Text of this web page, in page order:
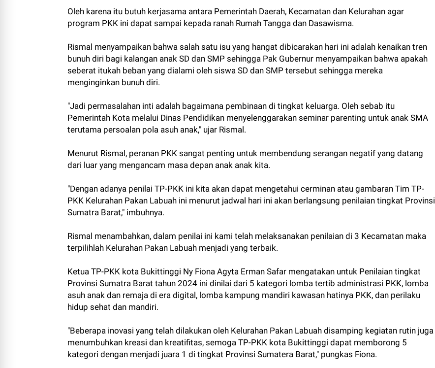
Oleh karena itu butuh kerjasama antara Pemerintah Daerah, Kecamatan dan Kelurahan agar
program PKK ini dapat sampai kepada ranah Rumah Tangga dan Dasawisma.
Rismal menyampaikan bahwa salah satu isu yang hangat dibicarakan hari ini adalah kenaikan tren
bunuh diri bagi kalangan anak SD dan SMP sehingga Pak Gubernur menyampaikan bahwa apakah
seberat itukah beban yang dialami oleh siswa SD dan SMP tersebut sehingga mereka
menginginkan bunuh diri.
"Jadi permasalahan inti adalah bagaimana pembinaan di tingkat keluarga. Oleh sebab itu
Pemerintah Kota melalui Dinas Pendidikan menyelenggarakan seminar parenting untuk anak SMA
terutama persoalan pola asuh anak," ujar Rismal.
Menurut Rismal, peranan PKK sangat penting untuk membendung serangan negatif yang datang
dari luar yang mengancam masa depan anak anak kita.
"Dengan adanya penilai TP-PKK ini kita akan dapat mengetahui cerminan atau gambaran Tim TP-
PKK Kelurahan Pakan Labuah ini menurut jadwal hari ini akan berlangsung penilaian tingkat Provinsi
Sumatra Barat," imbuhnya.
Rismal menambahkan, dalam penilai ini kami telah melaksanakan penilaian di 3 Kecamatan maka
terpilihlah Kelurahan Pakan Labuah menjadi yang terbaik.
Ketua TP-PKK kota Bukittinggi Ny Fiona Agyta Erman Safar mengatakan untuk Penilaian tingkat
Provinsi Sumatra Barat tahun 2024 ini dinilai dari 5 kategori lomba tertib administrasi PKK, lomba
asuh anak dan remaja di era digital, lomba kampung mandiri kawasan hatinya PKK, dan perilaku
hidup sehat dan mandiri.
"Beberapa inovasi yang telah dilakukan oleh Kelurahan Pakan Labuah disamping kegiatan rutin juga
menumbuhkan kreasi dan kreatifitas, semoga TP-PKK kota Bukittinggi dapat memborong 5
kategori dengan menjadi juara 1 di tingkat Provinsi Sumatera Barat," pungkas Fiona.